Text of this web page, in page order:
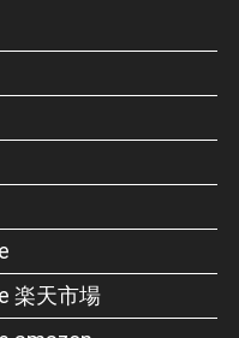
楽天市場